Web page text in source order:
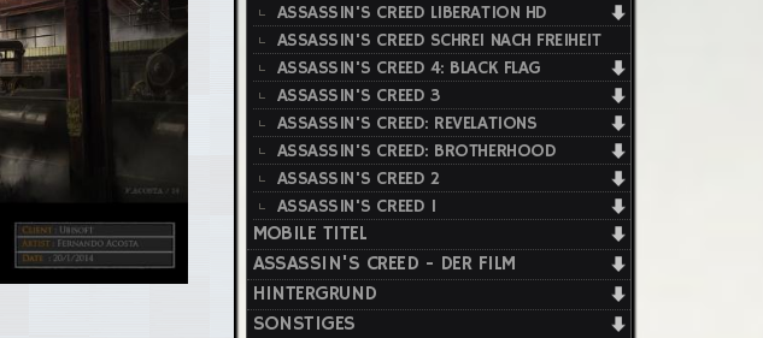
ASSASSIN'S CREED LIBERATION HD
ASSASSIN'S CREED SCHREI NACH FREIHEIT
ASSASSIN'S CREED 4: BLACK FLAG
ASSASSIN'S CREED 3
ASSASSIN'S CREED: REVELATIONS
ASSASSIN'S CREED: BROTHERHOOD
ASSASSIN'S CREED 2
ASSASSIN'S CREED 1
MOBILE TITEL
ASSASSIN'S CREED - DER FILM
HINTERGRUND
SONSTIGES